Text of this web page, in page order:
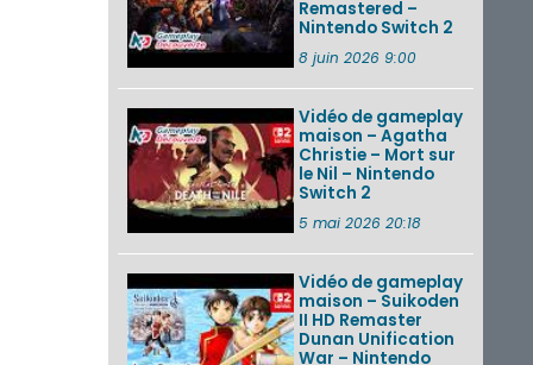
VOIR PLUS DE NEWS
Remastered –
Nintendo Switch 2
8 juin 2026 9:00
Vidéo de gameplay
maison – Agatha
Christie – Mort sur
le Nil – Nintendo
Switch 2
5 mai 2026 20:18
Vidéo de gameplay
maison – Suikoden
II HD Remaster
Dunan Unification
War – Nintendo